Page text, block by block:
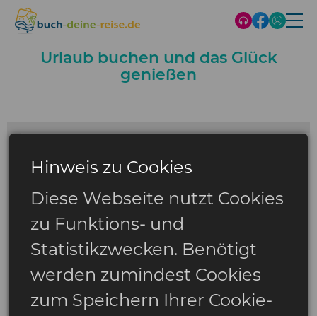
Urlaub buchen und das Glück
genießen
Hinweis zu Cookies
Diese Webseite nutzt Cookies
zu Funktions- und
Statistikzwecken. Benötigt
werden zumindest Cookies
zum Speichern Ihrer Cookie-